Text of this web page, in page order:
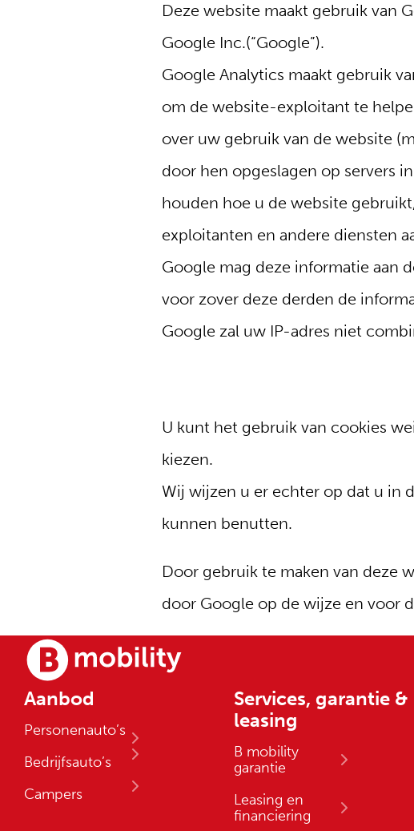
Deze website maakt gebruik van
Google Inc.(“Google”).
Google Analytics maakt gebruik
om de website-exploitant te
over uw gebruik van de website
door hen opgeslagen op servers
houden hoe u de website
exploitanten en andere diensten
Google mag deze informatie aan
voor zover deze derden de
Google zal uw IP-adres niet
U kunt het gebruik van cookies
kiezen.
Wij wijzen u er echter op dat u in
kunnen benutten.
Door gebruik te maken van deze
door Google op de wijze en voor
Aanbod
Personenauto’s
Bedrijfsauto’s
Campers
Services, garantie &
leasing
B mobility
garantie
Leasing en
financiering